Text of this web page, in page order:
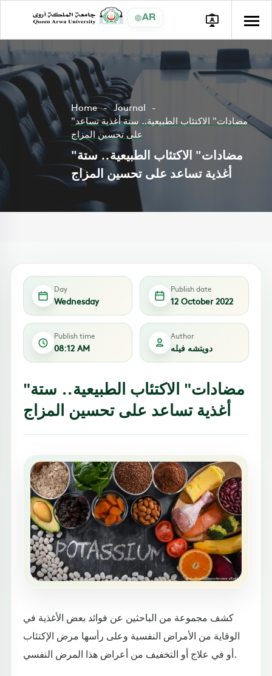
AR
Home
Journal
"مضادات" الاكتئاب الطبيعية.. ستة أغذية تساعد
على تحسين المزاج
"مضادات" الاكتئاب الطبيعية.. ستة
أغذية تساعد على تحسين المزاج
Day
Wednesday
Publish date
12 October 2022
Publish time
08:12 AM
Author
دويتشه فيله
"مضادات" الاكتئاب الطبيعية.. ستة
أغذية تساعد على تحسين المزاج
كشف مجموعة من الباحثين عن فوائد بعض الأغذية في
الوقاية من الأمراض النفسية وعلى رأسها مرض الإكتئاب
أو في علاج أو التخفيف من أعراض هذا المرض النفسي.